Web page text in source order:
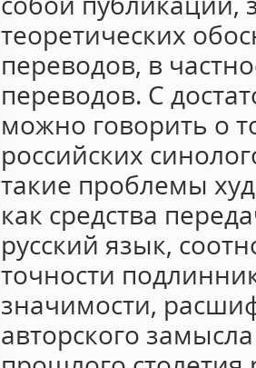
теоретических
переводов, в
переводов. С
можно говорить о
российских
такие проблемы
как средства
русский язык,
точности
значимости,
авторского